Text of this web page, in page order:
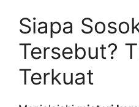
Siapa
Tersebut?
Terkuat